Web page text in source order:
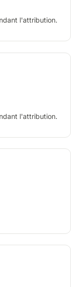
l'attribution.
l'attribution.